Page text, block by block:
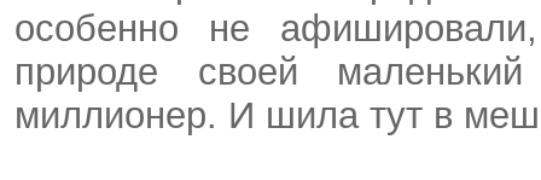
особенно не
природе своей
миллионер. И шила тут в